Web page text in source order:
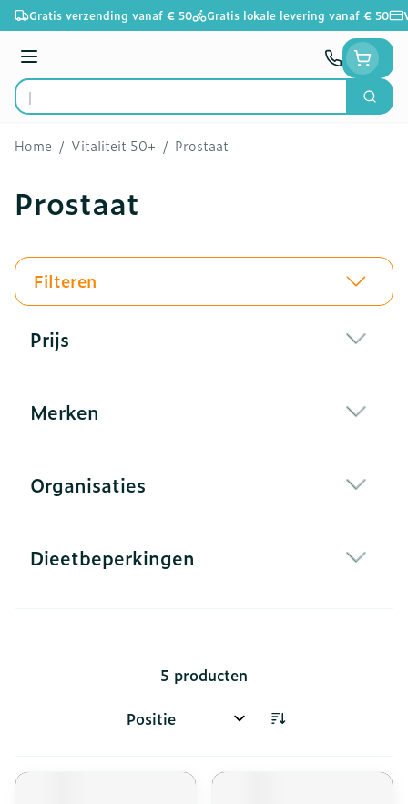
Ga naar de inhoud
Gratis verzending vanaf € 50 Gratis lokale levering vanaf € 50
Menu
Product, merk, categorie...
Zoek
Home / Vitaliteit 50+ / Prostaat
Prostaat
Filteren
Prijs
Merken
Organisaties
Dieetbeperkingen
5 producten
Sorteer op: